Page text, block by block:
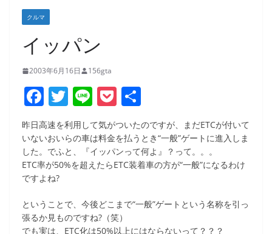
クルマ
イッパン
2003年6月16日 156gta
F
a
c
e
b
o
T
w
itt
er
Li
n
e
P
o
ck
et
有
昨日高速を利用して気がついたのですが、まだETCが付いて
いないおいらの車は料金を払うとき“一般”ゲートに進入しま
した。でふと、『イッパンって何よ』？って。。。
ETC率が50%を超えたらETC装着車の方が“一般”になるわけ
ですよね?
ということで、今後どこまで“一般”ゲートという名称を引っ
張るか見ものですね?（笑）
でも実は、ETC化は50%以上にはならないって？？？